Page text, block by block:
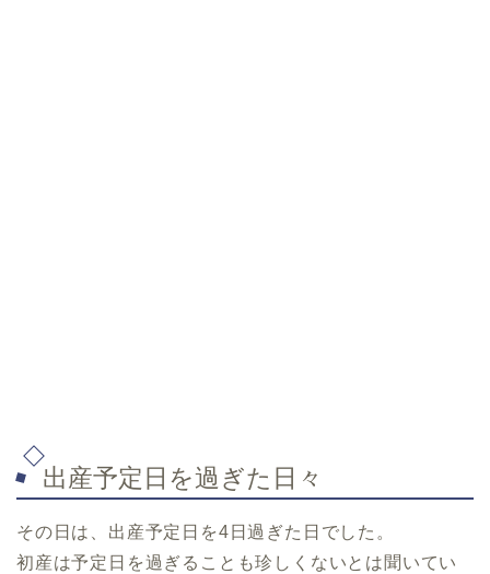
出産予定日を過ぎた日々
その日は、出産予定日を4日過ぎた日でした。
初産は予定日を過ぎることも珍しくないとは聞いてい